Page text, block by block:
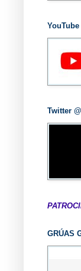
Twitter
GRÚAS